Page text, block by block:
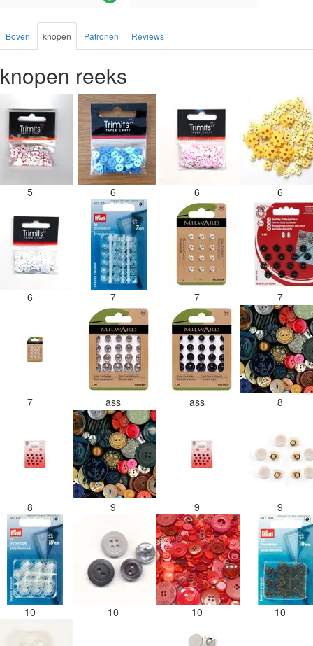
Boven knopen Patronen Reviews
knopen reeks
5 6 6 6
6 7 7 7
7 ass ass 8
8 9 9 9
10 10 10 10